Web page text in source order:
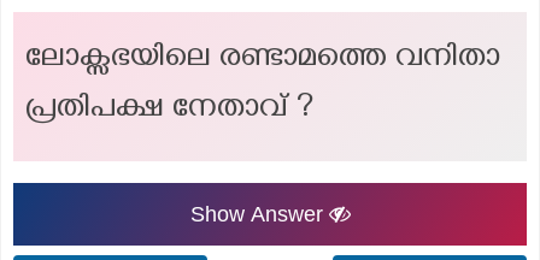
ലോക്സഭയിലെ രണ്ടാമത്തെ വനിതാ
പ്രതിപക്ഷ നേതാവ് ?
Show Answer